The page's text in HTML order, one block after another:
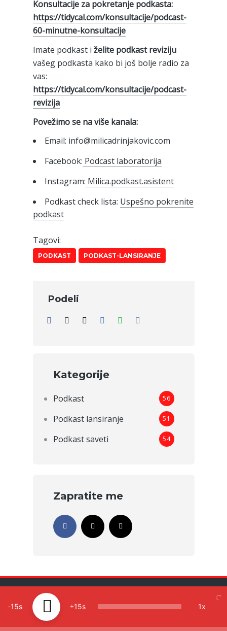
Konsultacije za pokretanje podkasta:
⁠https://tidycal.com/konsultacije/podcast-
60-minutne-konsultacije⁠
Imate podkast i želite podkast reviziju
vašeg podkasta kako bi još bolje radio za
vas:
https://tidycal.com/konsultacije/podcast-
revizija
Povežimo se na više kanala:
Email: info@milicadrinjakovic.com
Facebook: Podcast laboratorija
Instagram: Milica.podkast.asistent
Podkast check lista: Uspešno pokrenite
podkast
Tagovi:
PODKAST PODKAST-LANSIRANJE
Podeli
Kategorije
Podkast 56
Podkast lansiranje 51
Podkast saveti 54
Zapratite me
Copyright 2026 © Milica Drinjaković |
privatnosti
Podkast Pokrenite podkast O meni Kontakt
15 15 1x